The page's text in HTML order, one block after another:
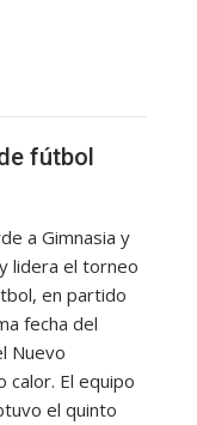
fútbol
a Gimnasia y
lidera el torneo
en partido
fecha del
Nuevo
calor. El equipo
el quinto